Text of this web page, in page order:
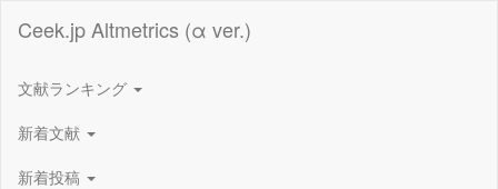
Ceek.jp Altmetrics (α ver.)
文献ランキング
新着文献
新着投稿